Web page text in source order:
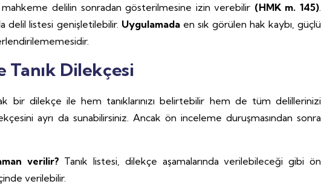
mahkeme delilin sonradan gösterilmesine izin verebilir (HMK m. 145)
delil listesi genişletilebilir. Uygulamadaen sık görülen hak kaybı, güçlü
Tanık Dilekçesi
bir dilekçe ile hem tanıklarınızı belirtebilir hem de tüm delillerinizi
ayrı da sunabilirsiniz. Ancak ön inceleme duruşmasından sonra
verilir? Tanık listesi, dilekçe aşamalarında verilebileceği gibi ön
verilebilir.